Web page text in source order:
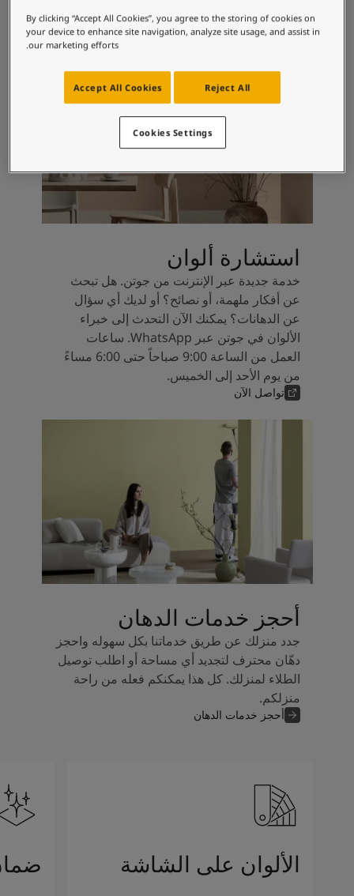
أحجز خدمات الدهان
البحث عن موزع جوتن
مساحات تنبض بالحياة - أحدث مجموعة ألوان جوتن
الدهانات الصناعية
اللون الأبيض بسبب اختلاف الألوان.
استشارة ألوان
خدمة جديدة عبر الإنترنت من جوتن. هل تبحث
عن أفكار ملهمة، أو نصائح؟ أو لديك أي سؤال
عن الدهانات؟ يمكنك الآن التحدث إلى خبراء
الألوان في جوتن عبر WhatsApp. ساعات
العمل من الساعة 9:00 صباحاً حتى 6:00 مساءً
من يوم الأحد إلى الخميس.
تواصل الآن
أحجز خدمات الدهان
جدد منزلك عن طريق خدماتنا بكل سهوله واحجز
دهّان محترف لتجديد أي مساحة أو اطلب توصيل
الطلاء لمنزلك. كل هذا يمكنكم فعله من راحة
منزلكم.
أحجز خدمات الدهان
الألوان على الشاشة
By clicking “Accept All Cookies”, you agree to the storing of cookies on
your device to enhance site navigation, analyze site usage, and assist in
our marketing efforts.
Reject All
Accept All Cookies
Cookies Settings